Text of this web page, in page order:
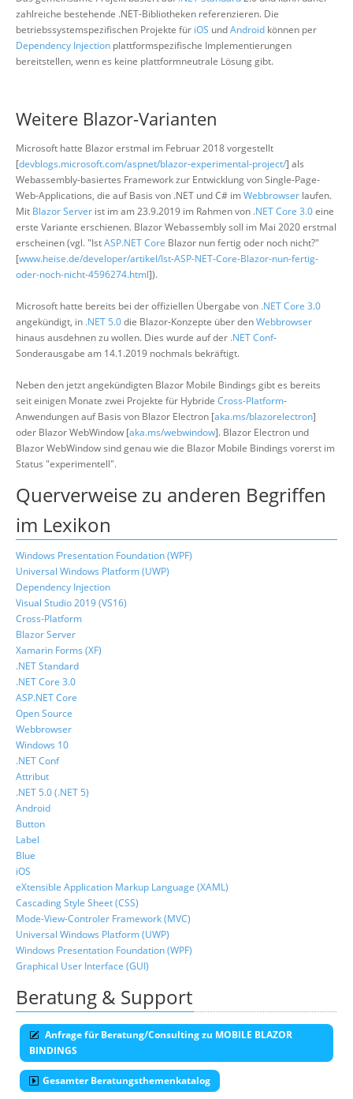
zahlreiche bestehende .NET-Bibliotheken referenzieren. Die
betriebssystemspezifischen Projekte für iOS undAndroid können per
Dependency Injection plattformspezifische Implementierungen
bereitstellen, wenn es keine plattformneutrale Lösung gibt.
Weitere Blazor-Varianten
Microsoft hatte Blazor erstmal im Februar 2018 vorgestellt
[devblogs.microsoft.com/aspnet/blazor-experimental-project/] als
Webassembly-basiertes Framework zur Entwicklung von Single-Page-
Web-Applications, die auf Basis von .NET und C# imWebbrowser laufen.
Mit Blazor Server ist im am 23.9.2019 im Rahmen von .NET Core 3.0eine
erste Variante erschienen. Blazor Webassembly soll im Mai 2020 erstmal
erscheinen (vgl. "IstASP.NET Core Blazor nun fertig oder noch nicht?"
[www.heise.de/developer/artikel/Ist-ASP-NET-Core-Blazor-nun-fertig-
oder-noch-nicht-4596274.html]).
Microsoft hatte bereits bei der offiziellen Übergabe von .NET Core 3.0
angekündigt, in .NET 5.0die Blazor-Konzepte über denWebbrowser
hinaus ausdehnen zu wollen. Dies wurde auf der .NET Conf-
Sonderausgabe am 14.1.2019 nochmals bekräftigt.
Neben den jetzt angekündigten Blazor Mobile Bindings gibt es bereits
seit einigen Monate zwei Projekte für Hybride Cross-Platform-
Anwendungen auf Basis von Blazor Electron [aka.ms/blazorelectron]
oder Blazor WebWindow [aka.ms/webwindow]. Blazor Electron und
Blazor WebWindow sind genau wie die Blazor Mobile Bindings vorerst im
Status "experimentell".
Querverweise zu anderen Begriffen
im Lexikon
Windows Presentation Foundation (WPF)
Universal Windows Platform (UWP)
Dependency Injection
Visual Studio 2019 (VS16)
Cross-Platform
Blazor Server
Xamarin Forms (XF)
.NET Standard
.NET Core 3.0
ASP.NET Core
Open Source
Webbrowser
Windows 10
.NET Conf
Attribut
.NET 5.0 (.NET 5)
Android
Button
Label
Blue
iOS
eXtensible Application Markup Language (XAML)
Cascading Style Sheet (CSS)
Mode-View-Controler Framework (MVC)
Universal Windows Platform (UWP)
Windows Presentation Foundation (WPF)
Graphical User Interface (GUI)
Beratung & Support
Anfrage für Beratung/Consulting zu MOBILE BLAZOR
BINDINGS
Gesamter Beratungsthemenkatalog